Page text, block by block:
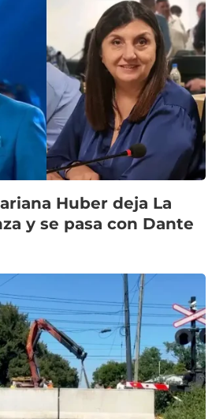
Huber deja La
y se pasa con Dante